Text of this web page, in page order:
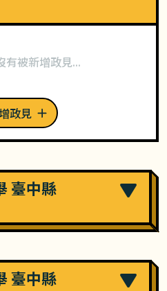
有被新增政見...
政見
臺中縣
臺中縣